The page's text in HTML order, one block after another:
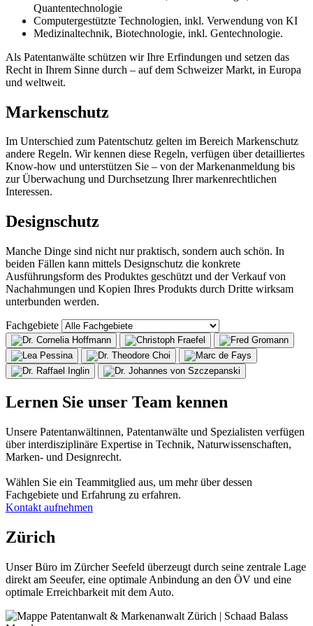
Quantentechnologie
Computergestützte Technologien, inkl. Verwendung von KI
Medizinaltechnik, Biotechnologie, inkl. Gentechnologie.
Als Patentanwälte schützen wir Ihre Erfindungen und setzen das
Recht in Ihrem Sinne durch – auf dem Schweizer Markt, in Europa
und weltweit.
Markenschutz
Im Unterschied zum Patentschutz gelten im Bereich Markenschutz
andere Regeln. Wir kennen diese Regeln, verfügen über detailliertes
Know-how und unterstützen Sie – von der Markenanmeldung bis
zur Überwachung und Durchsetzung Ihrer markenrechtlichen
Interessen.
Designschutz
Manche Dinge sind nicht nur praktisch, sondern auch schön. In
beiden Fällen kann mittels Designschutz die konkrete
Ausführungsform des Produktes geschützt und der Verkauf von
Nachahmungen und Kopien Ihres Produkts durch Dritte wirksam
unterbunden werden.
Fachgebiete
Lernen Sie unser Team kennen
Unsere Patentanwältinnen, Patentanwälte und Spezialisten verfügen
über interdisziplinäre Expertise in Technik, Naturwissenschaften,
Marken- und Designrecht.
Wählen Sie ein Teammitglied aus, um mehr über dessen
Fachgebiete und Erfahrung zu erfahren.
Kontakt aufnehmen
Zürich
Unser Büro im Zürcher Seefeld überzeugt durch seine zentrale Lage
direkt am Seeufer, eine optimale Anbindung an den ÖV und eine
optimale Erreichbarkeit mit dem Auto.